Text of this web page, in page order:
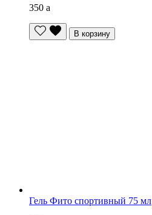
350 a
В корзину
Гель Фито спортивный 75 мл